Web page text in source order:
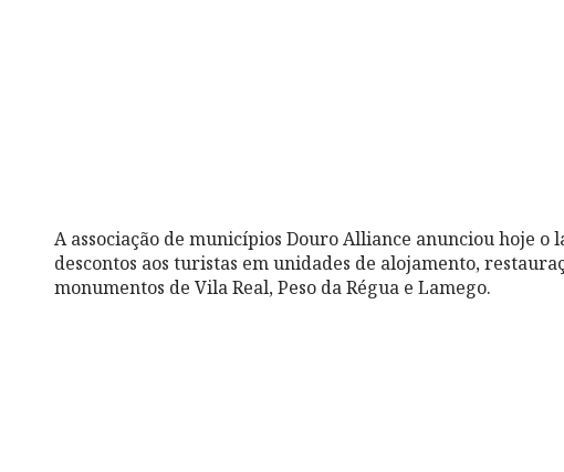
A associação de municípios Douro Alliance anunciou hoje
descontos aos turistas em unidades de alojamento,
monumentos de Vila Real, Peso da Régua e Lamego.